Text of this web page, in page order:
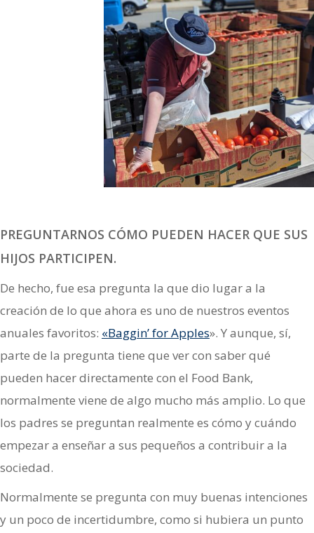
PREGUNTARNOS CÓMO PUEDEN HACER QUE SUS
HIJOS PARTICIPEN.
De hecho, fue esa pregunta la que dio lugar a la
creación de lo que ahora es uno de nuestros eventos
anuales favoritos: «Baggin’ for Apples». Y aunque, sí,
parte de la pregunta tiene que ver con saber qué
pueden hacer directamente con el Food Bank,
normalmente viene de algo mucho más amplio. Lo que
los padres se preguntan realmente es cómo y cuándo
empezar a enseñar a sus pequeños a contribuir a la
sociedad.
Normalmente se pregunta con muy buenas intenciones
y un poco de incertidumbre, como si hubiera un punto